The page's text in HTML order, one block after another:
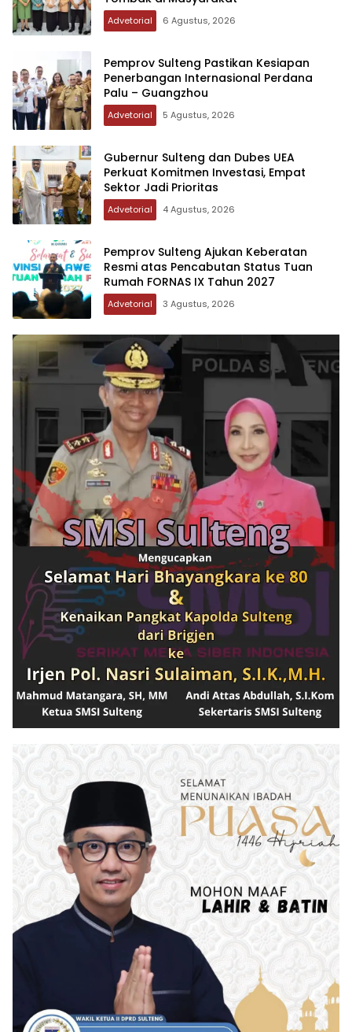
Advetorial 6 Agustus, 2026
Pemprov Sulteng Pastikan Kesiapan
Penerbangan Internasional Perdana
Palu – Guangzhou
Advetorial 5 Agustus, 2026
Gubernur Sulteng dan Dubes UEA
Perkuat Komitmen Investasi, Empat
Sektor Jadi Prioritas
Advetorial 4 Agustus, 2026
Pemprov Sulteng Ajukan Keberatan
Resmi atas Pencabutan Status Tuan
Rumah FORNAS IX Tahun 2027
Advetorial 3 Agustus, 2026